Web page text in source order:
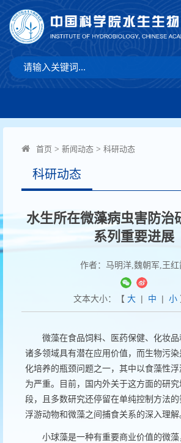
首页 > 新闻动态 > 科研动态
科研动态
水生所在微藻病虫害防治
系列重要进展
作者：马明洋,魏朝军,王红
文本大小：【 大| 中 | 小
微藻在食品饲料、医药保健、化妆
诸多领域具有潜在应用价值，而生物污
化培养的瓶颈问题之一，其中以食藻性
为严重。目前，国内外关于这方面的研
段，且多数研究还停留在单纯控制方法
浮游动物和微藻之间捕食关系的深入理解
小球藻是一种有重要商业价值的微